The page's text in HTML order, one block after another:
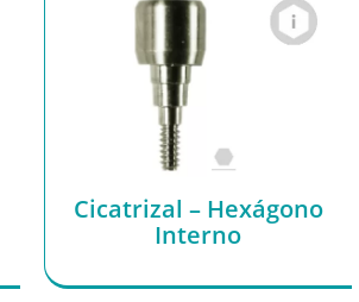
Cicatrizal – Hexágono
Interno